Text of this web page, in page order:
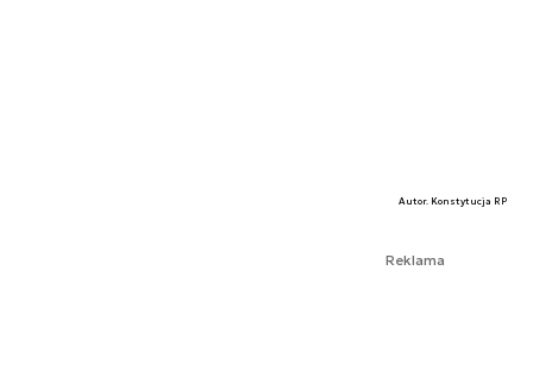
Autor. Konstytucja RP
Reklama